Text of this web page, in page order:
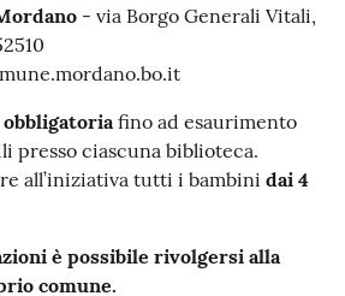
- via Borgo Generali Vitali,
fino ad esaurimento
presso ciascuna biblioteca.
all’iniziativa tutti i bambini dai 4
è possibile rivolgersi alla
comune.